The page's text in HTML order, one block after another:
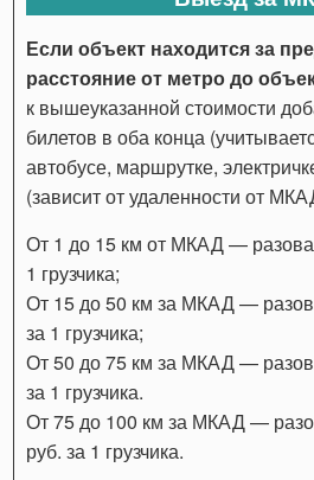
Если объект находится за
расстояние от метро до
к вышеуказанной стоимости
билетов в оба конца
автобусе, маршрутке,
(зависит от удаленности от
От 1 до 15 км от МКАД —
1 грузчика;
От 15 до 50 км за МКАД —
за 1 грузчика;
От 50 до 75 км за МКАД —
за 1 грузчика.
От 75 до 100 км за МКАД —
руб. за 1 грузчика.